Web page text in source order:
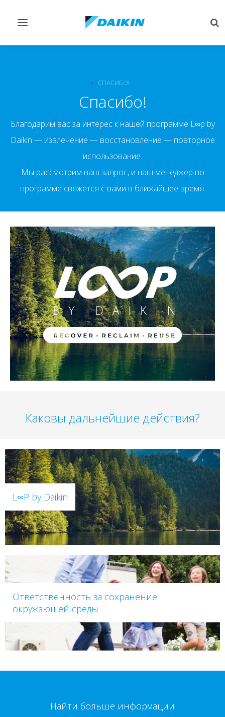
Переключить
СПАСИБО!
Спасибо!
Благодарим вас за интерес к нашей программе L∞p by
Daikin — извлечение — восстановление — повторное
использование.
Мы рассмотрим ваш запрос, и наш менеджер по
программе свяжется с вами в ближайшее время.
Каковы дальнейшие действия?
L∞P by Daikin
Ответственность за сохранение
окружающей среды
Найти больше информации